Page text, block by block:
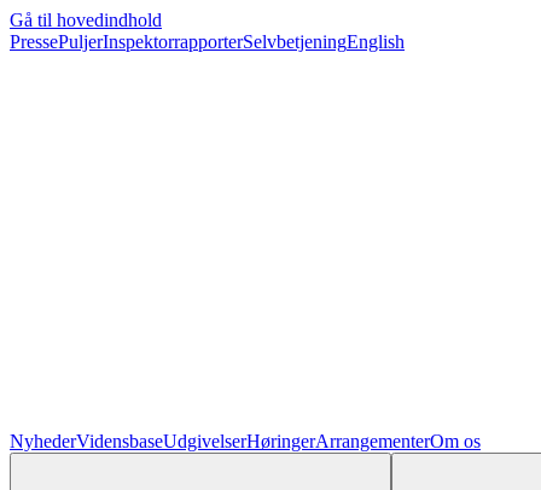
Gå til hovedindhold
PressePuljerInspektorrapporterSelvbetjeningEnglish
NyhederVidensbaseUdgivelserHøringerArrangementerOm os